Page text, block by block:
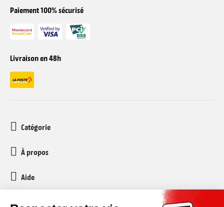
Paiement 100% sécurisé
Livraison en 48h
Catégorie
À propos
Aide